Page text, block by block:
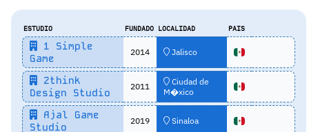
ESTUDIO FUNDADO LOCALIDAD PAIS
1 Simple
Game
2014 Jalisco
2think
Design Studio
2011
Ciudad de
M�xico
Ajal Game
Studio
2019 Sinaloa